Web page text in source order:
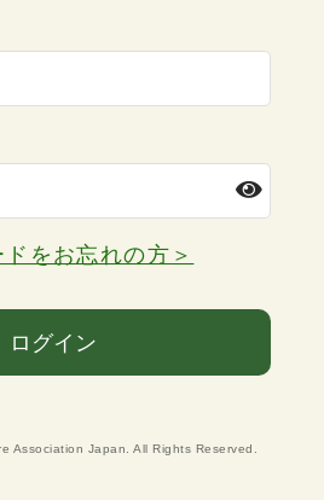
をお忘れの方＞
ログイン
Association Japan. All Rights Reserved.